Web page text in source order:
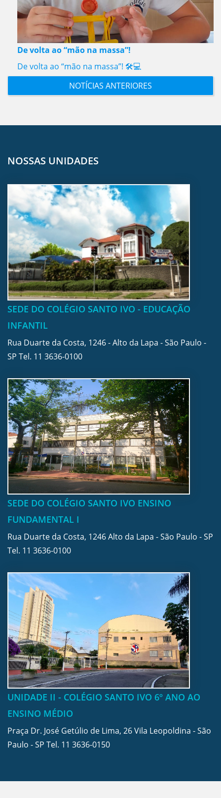
De volta ao “mão na massa”!
De volta ao “mão na massa”! 🛠️💻
NOTÍCIAS ANTERIORES
NOSSAS UNIDADES
SEDE DO COLÉGIO SANTO IVO - EDUCAÇÃO
INFANTIL
Rua Duarte da Costa, 1246 - Alto da Lapa - São Paulo -
SP Tel. 11 3636-0100
SEDE DO COLÉGIO SANTO IVO ENSINO
FUNDAMENTAL I
Rua Duarte da Costa, 1246 Alto da Lapa - São Paulo - SP
Tel. 11 3636-0100
UNIDADE II - COLÉGIO SANTO IVO 6º ANO AO
ENSINO MÉDIO
Praça Dr. José Getúlio de Lima, 26 Vila Leopoldina - São
Paulo - SP Tel. 11 3636-0150